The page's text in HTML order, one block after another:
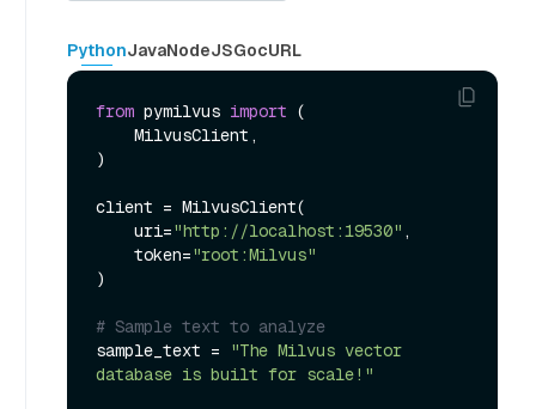
PythonJavaNodeJSGocURL
from pymilvus import (
)
client = MilvusClient(
    uri=
"http://localhost:19530" ,
    token=
"root:Milvus"
)
# Sample text to analyze
sample_text =
"The Milvus vector
database is built for scale!"